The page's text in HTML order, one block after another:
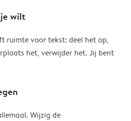
wilt
ruimte voor tekst: deel het op,
het, verwijder het. Jij bent
Wijzig de